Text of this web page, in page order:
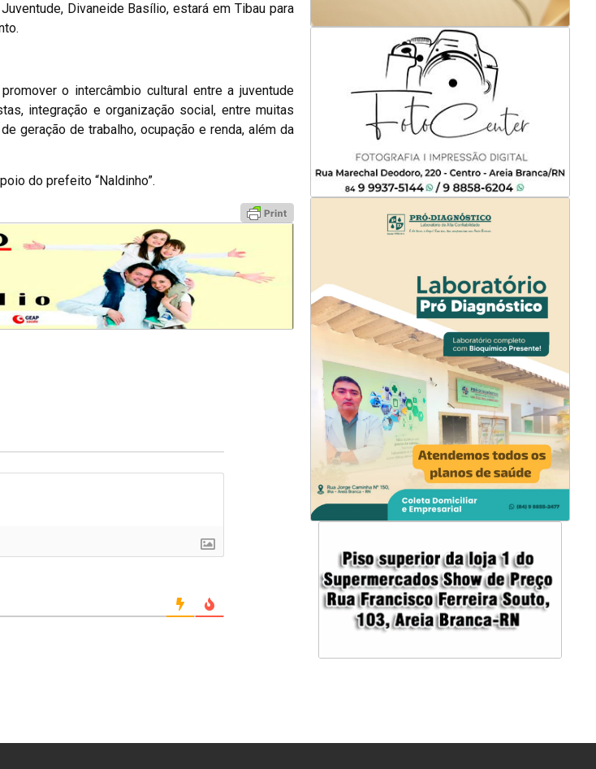
Divaneide Basílio, estará em Tibau para
o intercâmbio cultural entre a juventude
integração e organização social, entre muitas
geração de trabalho, ocupação e renda, além da
do prefeito “Naldinho”.